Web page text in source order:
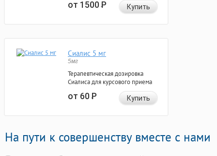
от 1500Р Купить
Сиалис 5 мг
5мг
Терапевтическая дозировка
Сиалиса для курсового приема
от 60Р Купить
На пути к совершенству вместе с нами